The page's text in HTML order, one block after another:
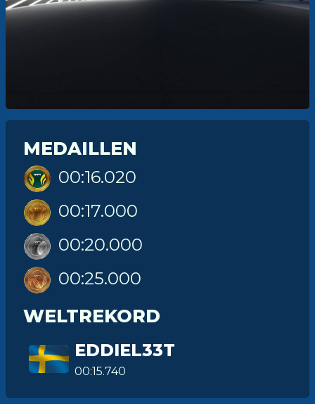
MEDAILLEN
00:16.020
00:17.000
00:20.000
00:25.000
WELTREKORD
EDDIEL33T
00:15.740